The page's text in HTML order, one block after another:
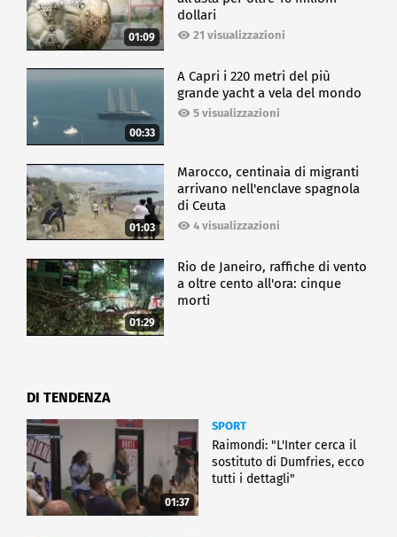
01:09
dollari
21 visualizzazioni
00:33
A Capri i 220 metri del più
grande yacht a vela del mondo
5 visualizzazioni
01:03
Marocco, centinaia di migranti
arrivano nell'enclave spagnola
di Ceuta
4 visualizzazioni
01:29
Rio de Janeiro, raffiche di vento
a oltre cento all'ora: cinque
morti
DI TENDENZA
01:37
SPORT
Raimondi: "L'Inter cerca il
sostituto di Dumfries, ecco
tutti i dettagli"